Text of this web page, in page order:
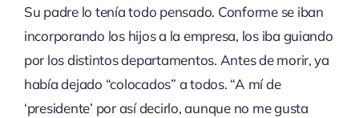
Su padre lo tenía todo pensado. Conforme se iban
incorporando los hijos a la empresa, los iba guiando
por los distintos departamentos. Antes de morir, ya
había dejado “colocados” a todos. “A mí de
‘presidente’ por así decirlo, aunque no me gusta